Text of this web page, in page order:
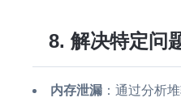
8. 解决特定问
内存泄漏 ：通过分析